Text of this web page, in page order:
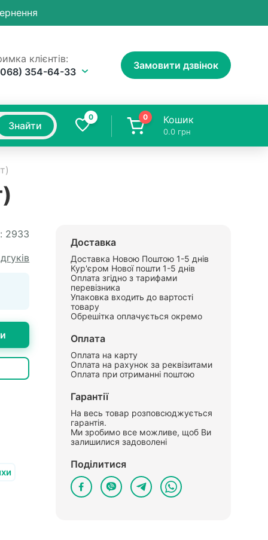
клієнтів:
354-64-33
Замовити дзвінок
Знайти
0 0 Кошик
0.0 грн
2933
Доставка
Доставка Новою Поштою 1-5 днів
Кур'єром Нової пошти 1-5 днів
Оплата згідно з тарифами
перевізника
Упаковка входить до вартості
товару
Обрешітка оплачується окремо
Оплата
Оплата на карту
Оплата на рахунок за реквізитами
Оплата при отриманні поштою
Гарантії
На весь товар розповсюджується
гарантія.
Ми зробимо все можливе, щоб Ви
залишилися задоволені
Поділитися